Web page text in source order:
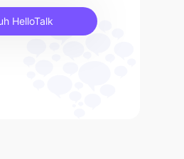
HelloTalk